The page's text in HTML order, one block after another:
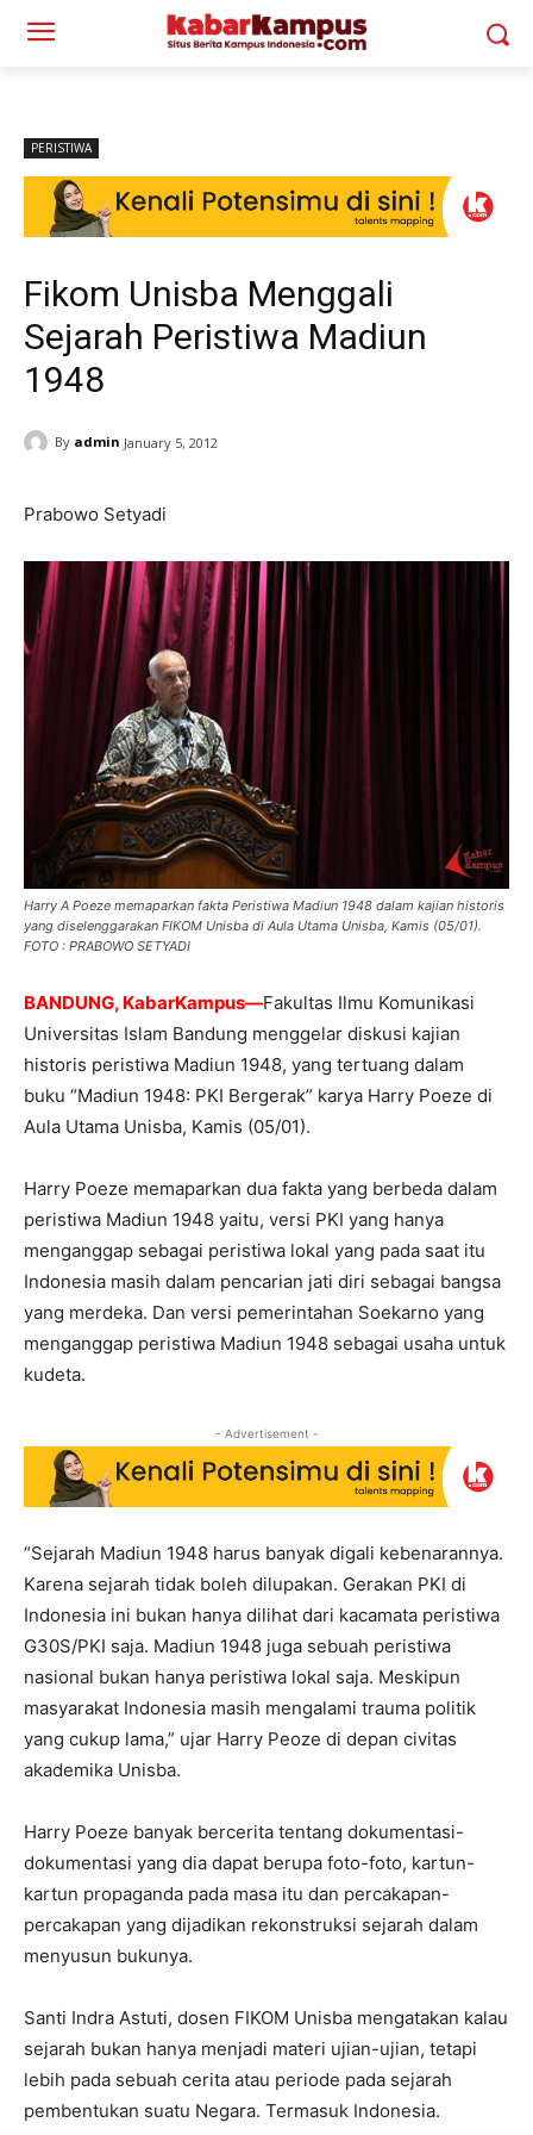
PERISTIWA
Fikom Unisba Menggali
Sejarah Peristiwa Madiun
1948
By admin January 5, 2012
Prabowo Setyadi
Harry A Poeze memaparkan fakta Peristiwa Madiun 1948 dalam kajian historis
yang diselenggarakan FIKOM Unisba di Aula Utama Unisba, Kamis (05/01).
FOTO : PRABOWO SETYADI
BANDUNG, KabarKampus—Fakultas Ilmu Komunikasi
Universitas Islam Bandung menggelar diskusi kajian
historis peristiwa Madiun 1948, yang tertuang dalam
buku “Madiun 1948: PKI Bergerak” karya Harry Poeze di
Aula Utama Unisba, Kamis (05/01).
Harry Poeze memaparkan dua fakta yang berbeda dalam
peristiwa Madiun 1948 yaitu, versi PKI yang hanya
menganggap sebagai peristiwa lokal yang pada saat itu
Indonesia masih dalam pencarian jati diri sebagai bangsa
yang merdeka. Dan versi pemerintahan Soekarno yang
menganggap peristiwa Madiun 1948 sebagai usaha untuk
kudeta.
- Advertisement -
“Sejarah Madiun 1948 harus banyak digali kebenarannya.
Karena sejarah tidak boleh dilupakan. Gerakan PKI di
Indonesia ini bukan hanya dilihat dari kacamata peristiwa
G30S/PKI saja. Madiun 1948 juga sebuah peristiwa
nasional bukan hanya peristiwa lokal saja. Meskipun
masyarakat Indonesia masih mengalami trauma politik
yang cukup lama,” ujar Harry Peoze di depan civitas
akademika Unisba.
Harry Poeze banyak bercerita tentang dokumentasi-
dokumentasi yang dia dapat berupa foto-foto, kartun-
kartun propaganda pada masa itu dan percakapan-
percakapan yang dijadikan rekonstruksi sejarah dalam
menyusun bukunya.
Santi Indra Astuti, dosen FIKOM Unisba mengatakan kalau
sejarah bukan hanya menjadi materi ujian-ujian, tetapi
lebih pada sebuah cerita atau periode pada sejarah
pembentukan suatu Negara. Termasuk Indonesia.